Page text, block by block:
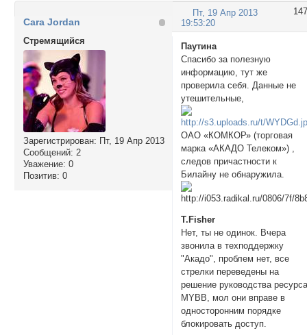
147
Пт, 19 Апр 2013
19:53:20
Cara Jordan
Стремящийся
Зарегистрирован: Пт, 19 Апр 2013
Сообщений: 2
Уважение: 0
Позитив: 0
Паутина
Спасибо за полезную
информацию, тут же
проверила себя. Данные не
утешительные,
ОАО «КОМКОР» (торговая
марка «АКАДО Телеком») ,
следов причастности к
Билайну не обнаружила.
T.Fisher
Нет, ты не одинок. Вчера
звонила в техподдержку
"Акадо", проблем нет, все
стрелки переведены на
решение руководства
MYBB, мол они вправе в
односторонним порядке
блокировать доступ.